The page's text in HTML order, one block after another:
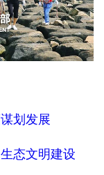
划发展
态文明建设